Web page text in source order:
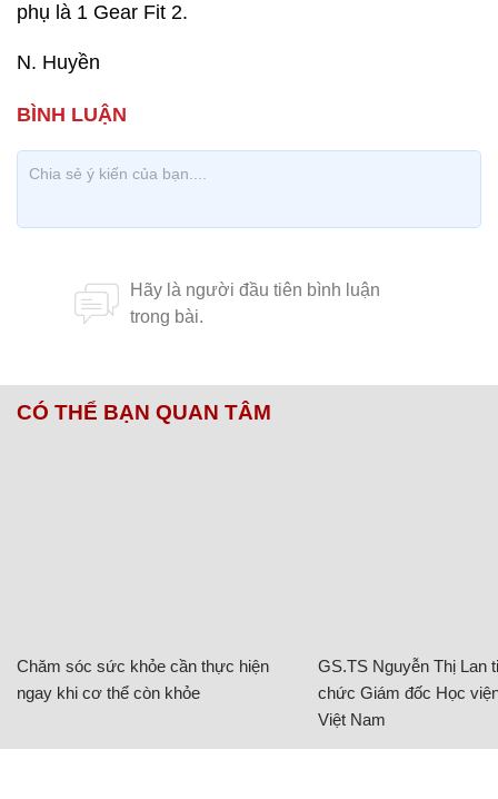
phụ là 1 Gear Fit 2.
N. Huyền
CÓ THỂ BẠN QUAN TÂM
Chăm sóc sức khỏe cần thực hiện
ngay khi cơ thể còn khỏe
GS.TS Nguyễn Thị Lan
chức Giám đốc Học
Việt Nam